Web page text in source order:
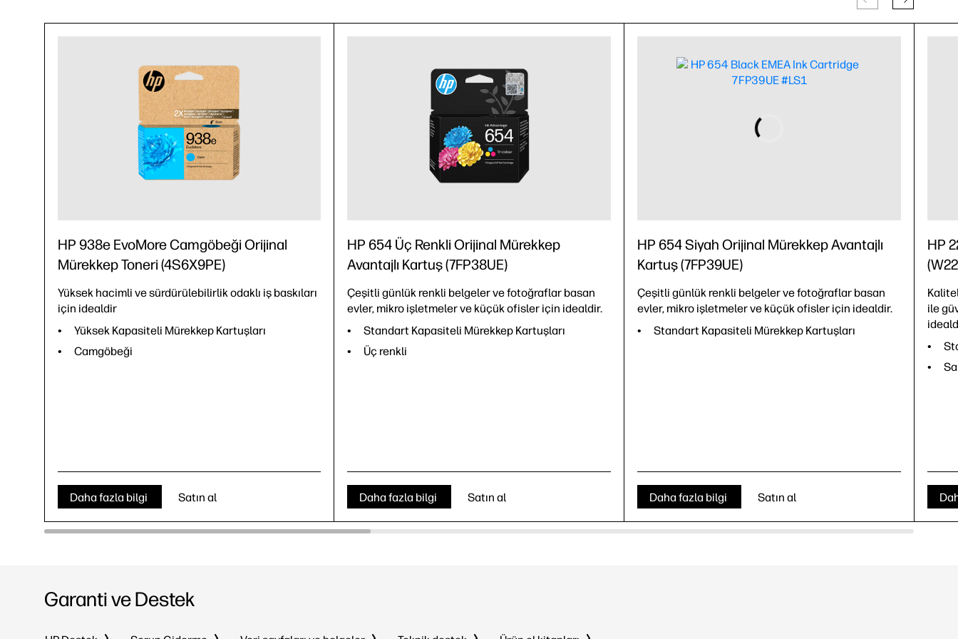
HP 938e EvoMore Camgöbeği Orijinal
Mürekkep Toneri (4S6X9PE)
Yüksek hacimli ve sürdürülebilirlik odaklı iş baskıları
için idealdir
Yüksek Kapasiteli Mürekkep Kartuşları
Camgöbeği
Daha fazla bilgi Satın al
HP 654 Üç Renkli Orijinal Mürekkep
Avantajlı Kartuş (7FP38UE)
Çeşitli günlük renkli belgeler ve fotoğraflar basan
evler, mikro işletmeler ve küçük ofisler için idealdir.
Standart Kapasiteli Mürekkep Kartuşları
Üç renkli
Daha fazla bilgi Satın al
HP 654 Siyah Orijinal Mürekkep Avantajlı
Kartuş (7FP39UE)
Çeşitli günlük renkli belgeler ve fotoğraflar basan
evler, mikro işletmeler ve küçük ofisler için idealdir.
Standart Kapasiteli Mürekkep Kartuşları
Daha fazla bilgi Satın al
HP
ile
Garanti ve Destek